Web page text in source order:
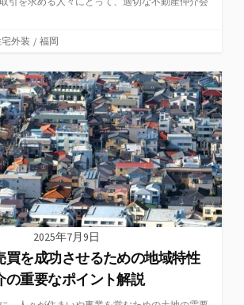
外装 / 福岡
2025年7月9日
買を成功させるための地域特性
の重要なポイント解説